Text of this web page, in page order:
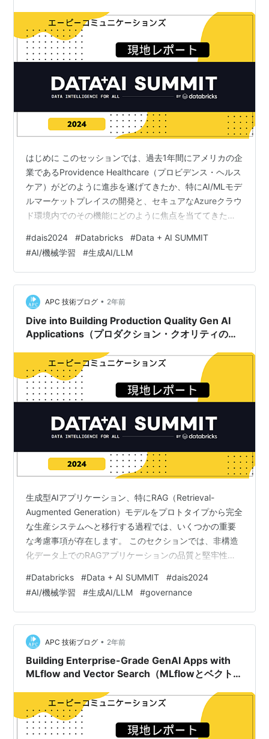
はじめに このセッションでは、過去1年間にアメリカの企
業であるProvidence Healthcare（プロビデンス・ヘルス
ケア）がどのように進歩を遂げてきたか、特にAI/MLモデ
ルマーケットプレイスの開発と、セキュアなAzureクラウ
ド環境内でのその機能にどのように焦点を当ててきたか
そのパートナーであるデータサイエンス部門のディレク
ター、Vivek氏が主催したこのプレゼンテーションでは、
30分間のプレゼンテーションの後に質疑応答の時間が設
けられました。 プロビデンス・ヘルスケアは、アメリカ
の西部7州で運営されている非営利のヘルスケアシステ…
#dais2024 #Databricks #Data + AI SUMMIT
#AI/機械学習 #生成AI/LLM
APC 技術ブログ • 2年前
Dive into Building Production Quality Gen AI
Applications（プロダクション・クオリティのAI
生成型AIアプリケーション、特にRAG（Retrieval-
Augmented Generation）モデルをプロトタイプから完全
な生産システムへと移行する過程では、いくつかの重要
な考慮事項が存在します。 このセクションでは、非構造
化データ上でのRAGアプリケーションの品質と堅牢性を
掘り下げます。 RAGアプリケーションにおける品質課題
の理解と対応 インフラストラクチャで豊富な経験を持つ
データサイエンティストのマイルス・カーティスと、熟
練のプロダクトマネージャーであるエリックが、このセ
ッションに登壇しました。 主な焦点は、RAGのための高
品質な…
#Databricks #Data + AI SUMMIT #dais2024
#AI/機械学習 #生成AI/LLM #governance
APC 技術ブログ • 2年前
Building Enterprise-Grade GenAI Apps with
MLflow and Vector Search（MLflowとベクトル
プリの構築）